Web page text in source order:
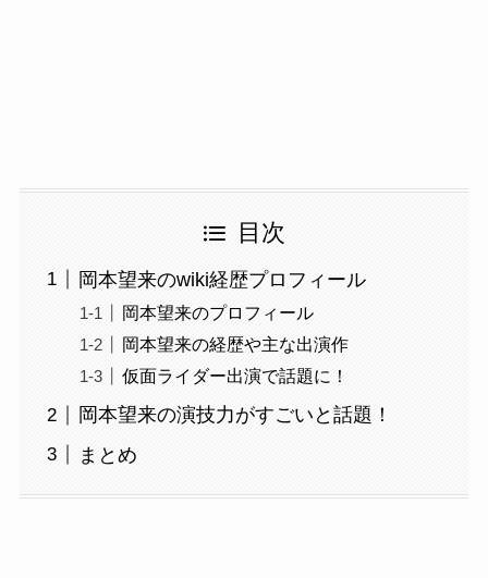
目次
岡本望来のwiki経歴プロフィール
岡本望来のプロフィール
岡本望来の経歴や主な出演作
仮面ライダー出演で話題に！
岡本望来の演技力がすごいと話題！
まとめ